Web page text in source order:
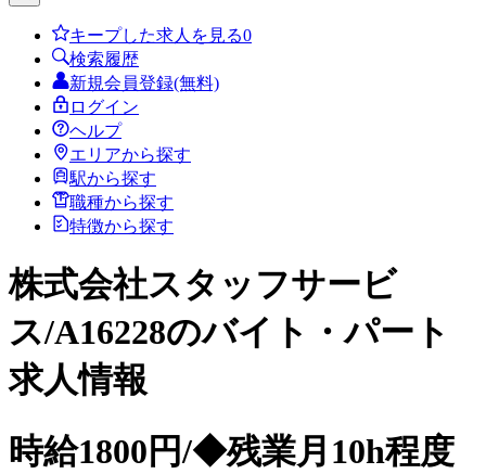
キープした求人を見る0
検索履歴
新規会員登録(無料)
ログイン
ヘルプ
エリアから探す
駅から探す
職種から探す
特徴から探す
株式会社スタッフサービ
ス/A16228のバイト・パート
求人情報
時給1800円/◆残業月10h程度